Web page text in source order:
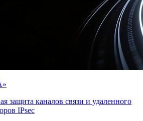
защита каналов связи и удаленного
IPsec